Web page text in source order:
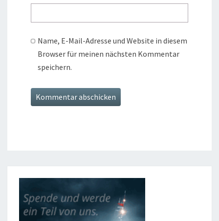
Name, E-Mail-Adresse und Website in diesem
Browser für meinen nächsten Kommentar
speichern.